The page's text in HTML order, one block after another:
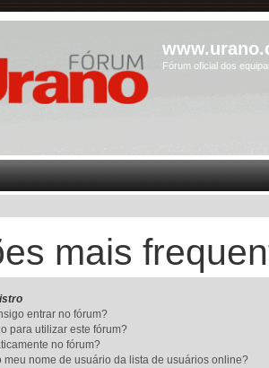
Fórum oficial dos
mais
entrar no fórum?
para utilizar este fórum?
no fórum?
meu nome de usuário da lista de usuários online?